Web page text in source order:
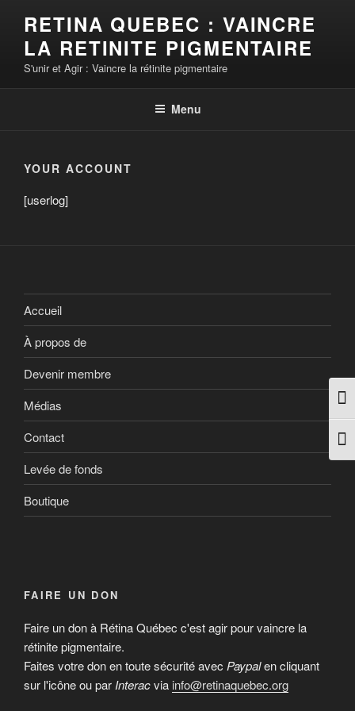
contenu
principal
RETINA QUEBEC : VAINCRE
LA RETINITE PIGMENTAIRE
S'unir et Agir : Vaincre la rétinite pigmentaire
Menu
YOUR ACCOUNT
[userlog]
Accueil
À propos de
Devenir membre
Médias
Contact
Levée de fonds
Boutique
FAIRE UN DON
Faire un don à Rétina Québec c'est agir pour vaincre la
rétinite pigmentaire.
Faites votre don en toute sécurité avec Paypalen cliquant
sur l'icône ou par Interacvia info@retinaquebec.org